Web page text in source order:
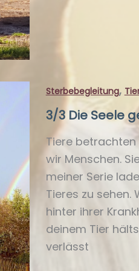
Wie
wer
ich
ohne
meine
Pläne
bin
Sterbebegleitung,
3/3 Die Seele
Tiere
wir Menschen.
meiner Serie
Tieres zu
hinter ihrer
deinem Tier
verlässt